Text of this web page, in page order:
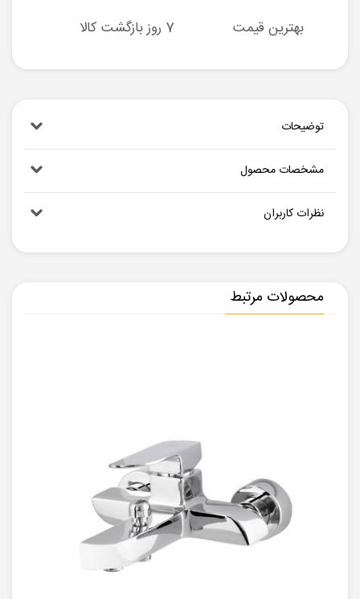
بهترین قیمت 7 روز بازگشت کالا
توضیحات
مشخصات محصول
نظرات کاربران
محصولات مرتبط